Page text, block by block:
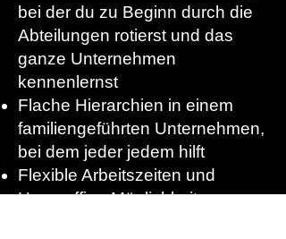
bei der du zu Beginn durch die
Abteilungen rotierst und das
ganze Unternehmen
kennenlernst
Flache Hierarchien in einem
familiengeführten Unternehmen,
bei dem jeder jedem hilft
Flexible Arbeitszeiten und
Homeoffice-Möglichkeiten